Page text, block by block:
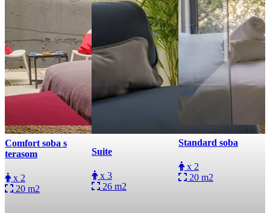
Comfort soba s
terasom
x 2
20 m2
Suite
x 3
26 m2
Standard soba
x 2
20 m2